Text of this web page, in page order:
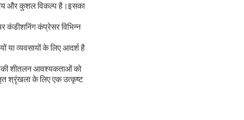
और कुशल विकल्प है।इसका
कंडीशनिंग कंप्रेसर विभिन्न
या व्यवसायों के लिए आदर्श है
शीतलन आवश्यकताओं को
श्रृंखला के लिए एक उत्कृष्ट